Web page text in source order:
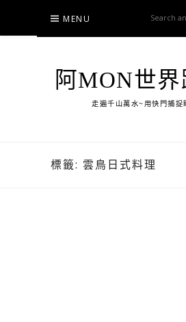
content
MENU
阿MON世
走遍千山萬水~用快門捕捉
標籤: 雲鳥日式料理